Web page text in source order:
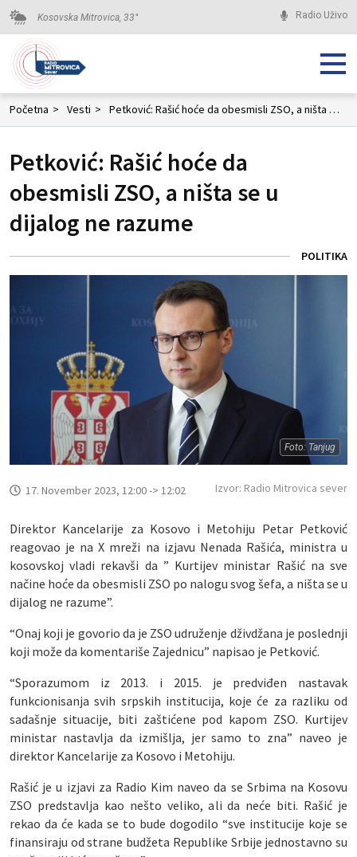
Kosovska Mitrovica, 33° Radio Uživo
Početna > Vesti > Petković: Rašić hoće da obesmisli ZSO, a ništa se u dijalog ne razume
Petković: Rašić hoće da
obesmisli ZSO, a ništa se u
dijalog ne razume
POLITIKA
Foto: Tanjug
17. November 2023, 12:00 -> 12:02 Izvor: Radio Mitrovica sever
Direktor Kancelarije za Kosovo i Metohiju Petar Petković
reagovao je na X mreži na izjavu Nenada Rašića, ministra u
kosovskoj vladi rekavši da ” Kurtijev ministar Rašić na sve
načine hoće da obesmisli ZSO po nalogu svog šefa, a ništa se u
dijalog ne razume”.
“Onaj koji je govorio da je ZSO udruženje dživdžana je poslednji
koji može da komentariše Zajednicu” napisao je Petković.
“Sporazumom iz 2013. i 2015. je predviđen nastavak
funkcionisanja svih srpskih institucija, koje će za razliku od
sadašnje situacije, biti zaštićene pod kapom ZSO. Kurtijev
ministar nastavlja da izmišlja, jer samo to zna” naveo je
direktor Kancelarije za Kosovo i Metohiju.
Rašić je u izjavi za Radio Kim naveo da se Srbima na Kosovu
ZSO predstavlja kao nešto veliko, ali da neće biti. Rašić je
rekao da će kada se to bude dogodilo “sve institucije koje se
finansiraju od strane budžeta Republike Srbije jednostavno su